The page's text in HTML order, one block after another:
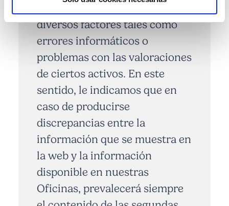
diversos factores tales como
errores informáticos o
problemas con las valoraciones
de ciertos activos. En este
sentido, le indicamos que en
caso de producirse
discrepancias entre la
información que se muestra en
la web y la información
disponible en nuestras
Oficinas, prevalecerá siempre